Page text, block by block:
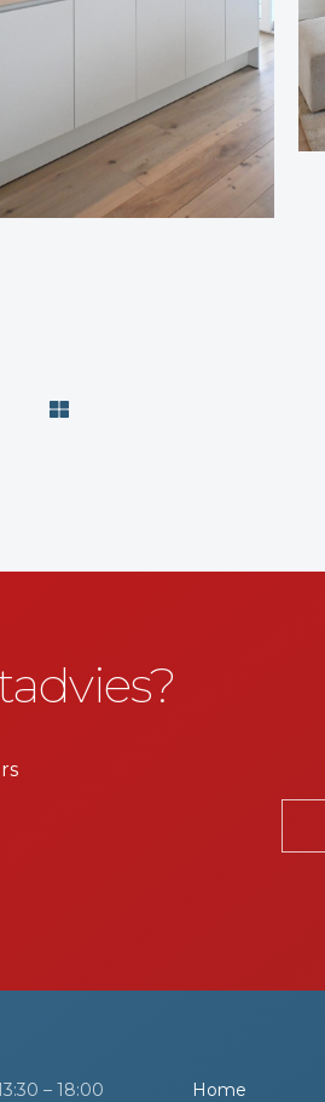
– 18:00 Home